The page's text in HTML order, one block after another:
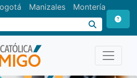
Manizales Montería